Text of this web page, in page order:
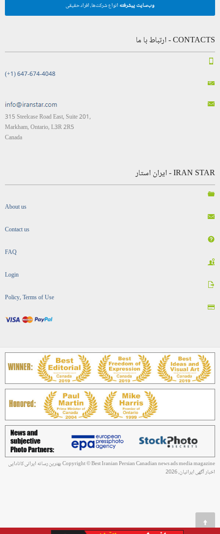
وب‌سایت پیشرفته انواع شرکت‌ها، افراد حقیقی
CONTACTS - ارتباط با ما
(+1) 647-674-4048
315 Steelcase Road East, Suite 201,
Markham, Ontario, L3R 2R5
Canada
IRAN STAR - ایران استار
About us
Contact us
FAQ
Login
Policy, Terms of Use
Copyright © Best Iranian Persian Canadian news ads media magazine بهترین رسانه ایرانی کانادایی
اخبار آگهی ایرانیان, 2026